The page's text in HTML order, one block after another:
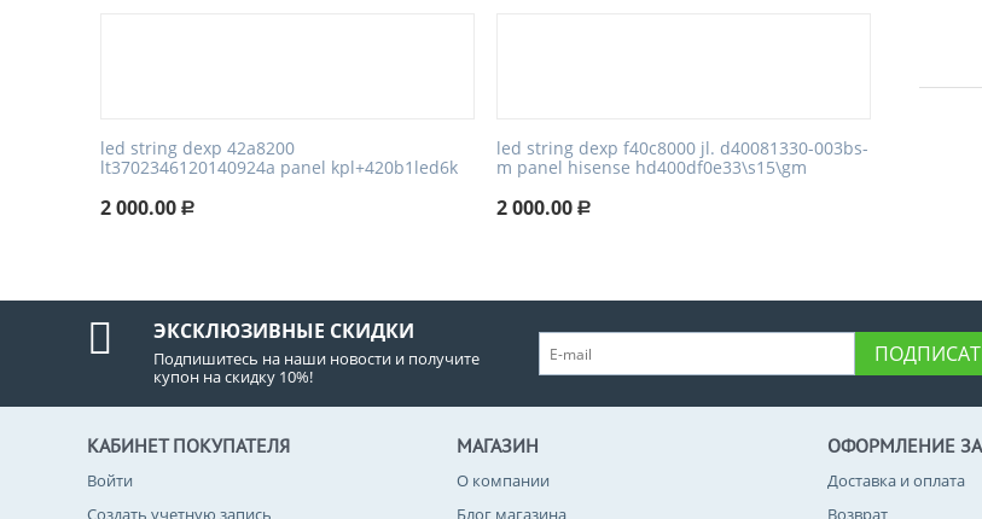
led string dexp 42a8200
lt3702346120140924a panel kpl+420b1led6k
2 000.00 Р
led string dexp f40c8000 jl. d40081330-003bs-
m panel hisense hd400df0e33\s15\gm
2 000.00 Р
ЭКСКЛЮЗИВНЫЕ СКИДКИ
Подпишитесь на наши новости и получите
купон на скидку 10%!
КАБИНЕТ ПОКУПАТЕЛЯ
Войти
Создать учетную запись
МАГАЗИН
О компании
Блог магазина
ОФОРМЛЕНИЕ
Доставка и оплата
Возврат